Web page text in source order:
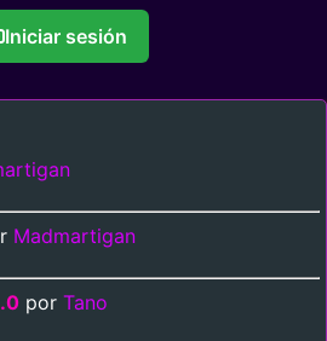
Iniciar sesión
Madmartigan
por Tano